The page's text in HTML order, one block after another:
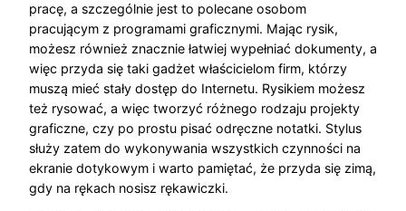
pracę, a szczególnie jest to polecane osobom
pracującym z programami graficznymi. Mając rysik,
możesz również znacznie łatwiej wypełniać dokumenty, a
więc przyda się taki gadżet właścicielom firm, którzy
muszą mieć stały dostęp do Internetu. Rysikiem możesz
też rysować, a więc tworzyć różnego rodzaju projekty
graficzne, czy po prostu pisać odręczne notatki. Stylus
służy zatem do wykonywania wszystkich czynności na
ekranie dotykowym i warto pamiętać, że przyda się zimą,
gdy na rękach nosisz rękawiczki.